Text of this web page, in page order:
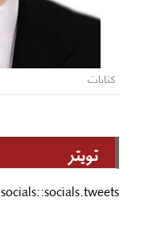
كتابات
تويتر
socials::socials.tweets